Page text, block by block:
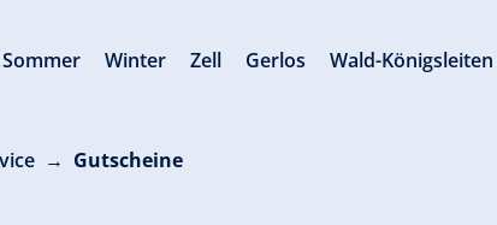
Gutscheine
Sommer Winter Zell Gerlos Wald-Königsleiten